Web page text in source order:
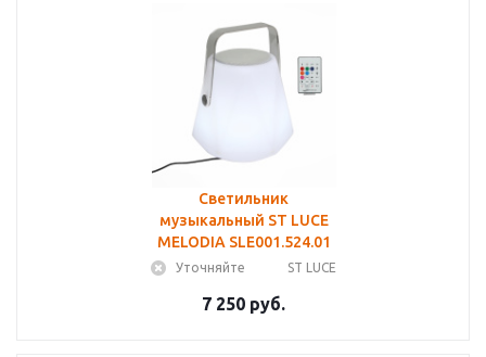
Светильник
музыкальный ST LUCE
MELODIA SLE001.524.01
Уточняйте ST LUCE
7 250 руб.